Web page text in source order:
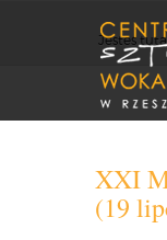
Jesteś
XXI
(19